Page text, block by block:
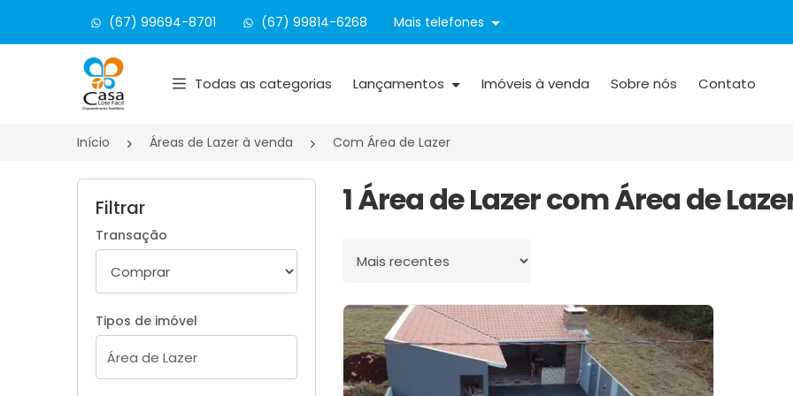
(67) 99694-8701 (67) 99814-6268 Mais telefones
Página inicial
Todas as categorias Lançamentos Imóveis à venda Sobre nós Contato
Início Áreas de Lazer à venda Com Área de Lazer
Filtrar
Transação
Tipos de imóvel
1 Área de Lazer com Área de
Ordenar por